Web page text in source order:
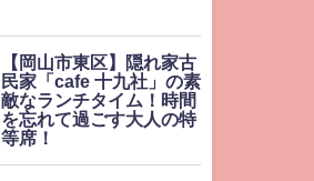
【岡山市東区】隠れ家古
民家「cafe 十九社」の素
敵なランチタイム！時間
を忘れて過ごす大人の特
等席！